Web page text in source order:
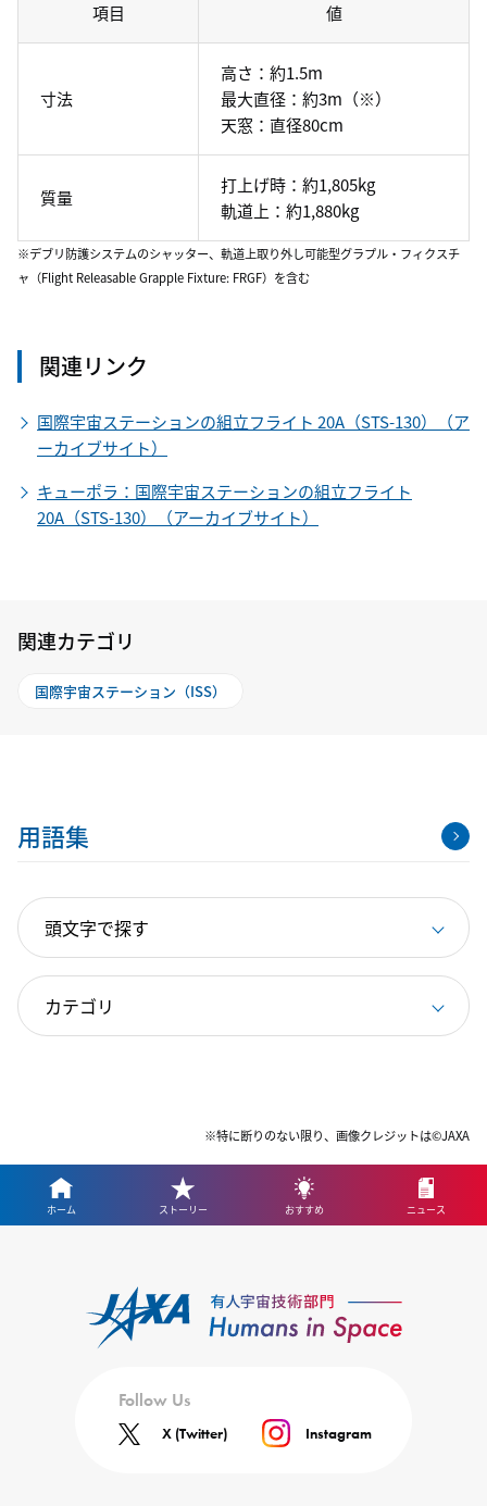
項目 値
寸法
高さ：約1.5m
最大直径：約3m（※）
天窓：直径80cm
質量
打上げ時：約1,805kg
軌道上：約1,880kg
※デブリ防護システムのシャッター、軌道上取り外し可能型グラプル・フィクスチ
ャ（Flight Releasable Grapple Fixture: FRGF）を含む
関連リンク
国際宇宙ステーションの組立フライト 20A（STS-130）（ア
ーカイブサイト）
キューポラ：国際宇宙ステーションの組立フライト
20A（STS-130）（アーカイブサイト）
関連カテゴリ
国際宇宙ステーション（ISS）
用語集
※特に断りのない限り、画像クレジットは©JAXA
ホーム ストーリー おすすめ ニュース
Follow Us
X (Twitter) Instagram